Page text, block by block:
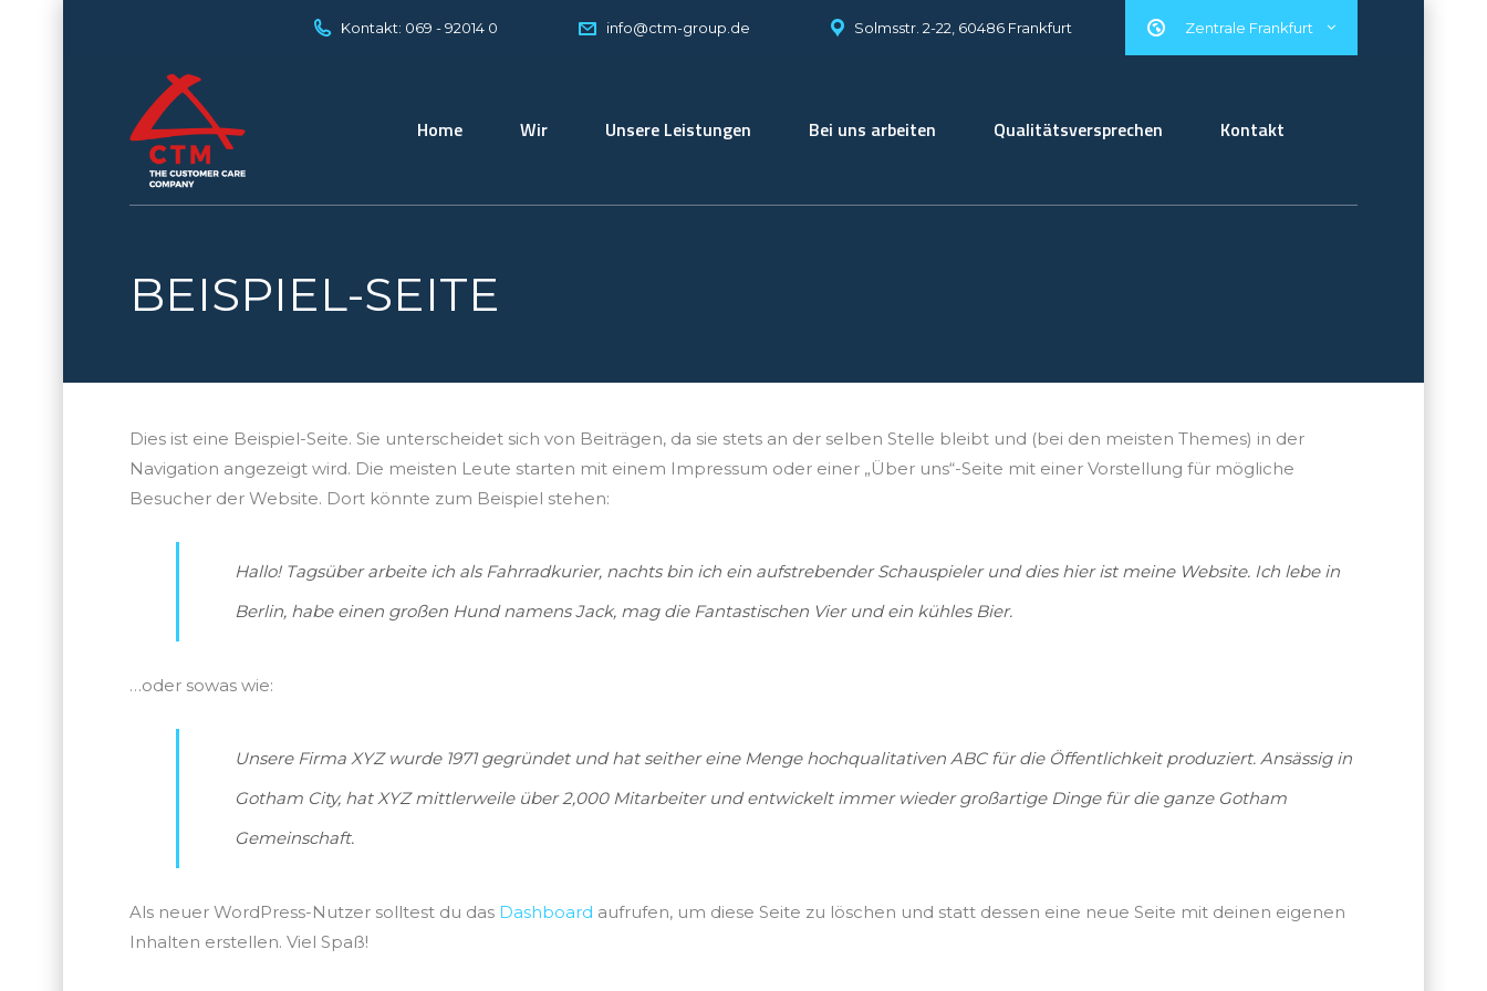
Zentrale Frankfurt
Kontakt: 069 - 92014 0 info@ctm-group.de Solmsstr. 2-22, 60486 Frankfurt
Home Wir Unsere Leistungen Bei uns arbeiten Qualitätsversprechen Kontakt
BEISPIEL-SEITE
Dies ist eine Beispiel-Seite. Sie unterscheidet sich von Beiträgen, da sie stets an der selben Stelle bleibt und (bei den meisten Themes) in der
Navigation angezeigt wird. Die meisten Leute starten mit einem Impressum oder einer „Über uns“-Seite mit einer Vorstellung für mögliche
Besucher der Website. Dort könnte zum Beispiel stehen:
Hallo! Tagsüber arbeite ich als Fahrradkurier, nachts bin ich ein aufstrebender Schauspieler und dies hier ist meine Website. Ich lebe in
Berlin, habe einen großen Hund namens Jack, mag die Fantastischen Vier und ein kühles Bier.
…oder sowas wie:
Unsere Firma XYZ wurde 1971 gegründet und hat seither eine Menge hochqualitativen ABC für die Öffentlichkeit produziert. Ansässig in
Gotham City, hat XYZ mittlerweile über 2,000 Mitarbeiter und entwickelt immer wieder großartige Dinge für die ganze Gotham
Gemeinschaft.
Als neuer WordPress-Nutzer solltest du das Dashboard aufrufen, um diese Seite zu löschen und statt dessen eine neue Seite mit deinen eigenen
Inhalten erstellen. Viel Spaß!